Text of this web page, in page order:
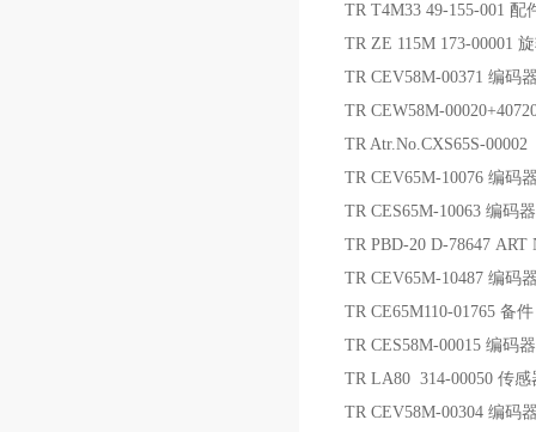
TR T4M33 49-155-001 配
TR ZE 115M 173-00001
TR CEV58M-00371 编码
TR CEW58M-
TR Atr.No.CXS65S-
TR CEV65M-10076 编码
TR CES65M-10063 编码器
TR PBD-20 D-78647 ART
TR CEV65M-10487 编码
TR CE65M110-01765 备件
TR CES58M-00015 编码器
TR LA80 314-00050 传感
TR CEV58M-00304 编码